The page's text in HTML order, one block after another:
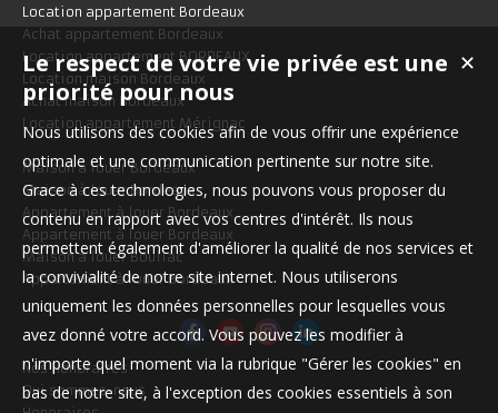
Location appartement Bordeaux
Achat appartement Bordeaux
Location appartement BORDEAUX
Location maison Bordeaux
Achat maison Bordeaux
Location appartement Mérignac
Maison à louer Bordeaux
Maison à louer Bordeaux
Appartement à louer Bordeaux
Appartement à louer Bordeaux
Maison à louer Bouliac
Appartement à louer Bordeaux
Nos Honoraires
Qui sommes-nous
✕
Le respect de votre vie privée est une
priorité pour nous
Nous utilisons des cookies afin de vous offrir une expérience
optimale et une communication pertinente sur notre site.
Grace à ces technologies, nous pouvons vous proposer du
contenu en rapport avec vos centres d'intérêt. Ils nous
permettent également d'améliorer la qualité de nos services et
la convivialité de notre site internet. Nous utiliserons
uniquement les données personnelles pour lesquelles vous
avez donné votre accord. Vous pouvez les modifier à
n'importe quel moment via la rubrique "Gérer les cookies" en
bas de notre site, à l'exception des cookies essentiels à son